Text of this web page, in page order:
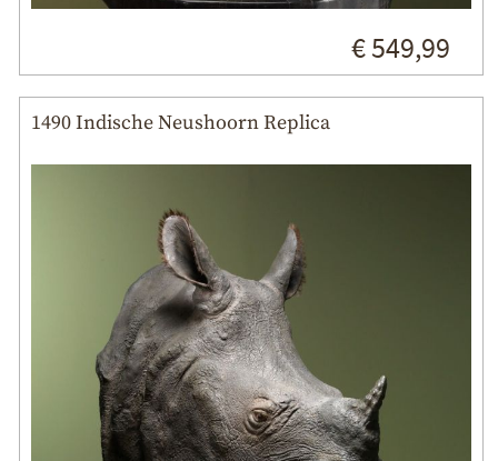
€ 549,99
1490 Indische Neushoorn Replica